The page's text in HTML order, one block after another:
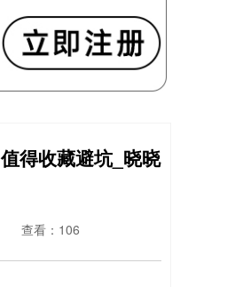
得收藏避坑_晓晓
查看：106